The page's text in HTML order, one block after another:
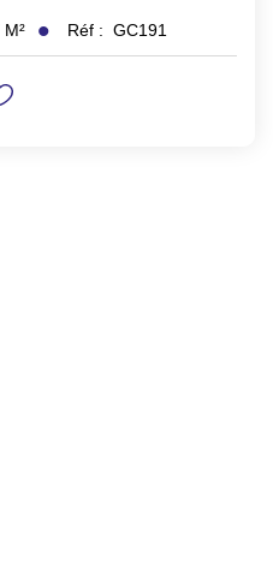
M² Réf : GC191